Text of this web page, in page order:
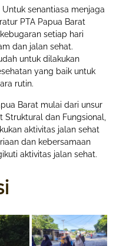
Untuk senantiasa menjaga
PTA Papua Barat
setiap hari
dan jalan sehat.
untuk dilakukan
yang baik untuk
rutin.
Barat mulai dari unsur
dan Fungsional,
aktivitas jalan sehat
dan kebersamaan
aktivitas jalan sehat.